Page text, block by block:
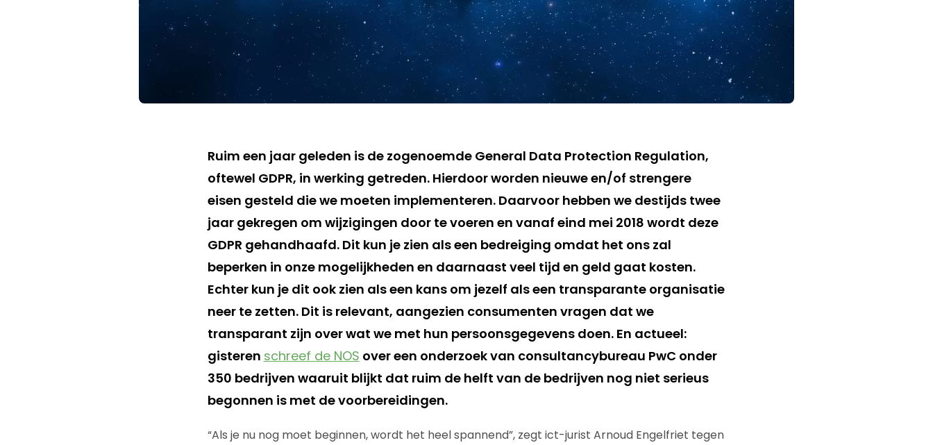
Ruim een jaar geleden is de zogenoemde General Data Protection Regulation,
oftewel GDPR, in werking getreden. Hierdoor worden nieuwe en/of strengere
eisen gesteld die we moeten implementeren. Daarvoor hebben we destijds twee
jaar gekregen om wijzigingen door te voeren en vanaf eind mei 2018 wordt deze
GDPR gehandhaafd. Dit kun je zien als een bedreiging omdat het ons zal
beperken in onze mogelijkheden en daarnaast veel tijd en geld gaat kosten.
Echter kun je dit ook zien als een kans om jezelf als een transparante organisatie
neer te zetten. Dit is relevant, aangezien consumenten vragen dat we
transparant zijn over wat we met hun persoonsgegevens doen. En actueel:
gisteren schreef de NOS over een onderzoek van consultancybureau PwC onder
350 bedrijven waaruit blijkt dat ruim de helft van de bedrijven nog niet serieus
begonnen is met de voorbereidingen.
“Als je nu nog moet beginnen, wordt het heel spannend”, zegt ict-jurist Arnoud Engelfriet tegen